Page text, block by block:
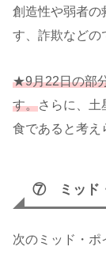
創造性や弱者の
す、詐欺などの
★9月22日の部
す。さらに、土
食であると考え
⑦ ミッド
次のミッド・ポ